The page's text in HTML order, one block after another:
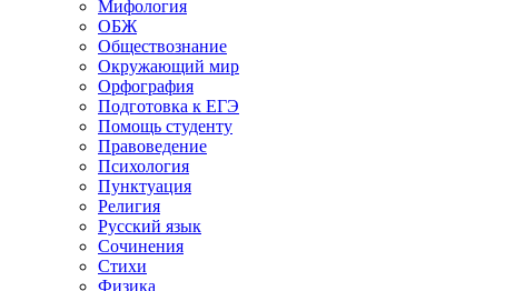
Мифология
ОБЖ
Обществознание
Окружающий мир
Орфография
Подготовка к ЕГЭ
Помощь студенту
Правоведение
Психология
Пунктуация
Религия
Русский язык
Сочинения
Стихи
Физика